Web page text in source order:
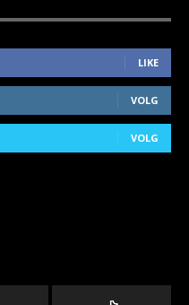
LIKE
VOLG
VOLG